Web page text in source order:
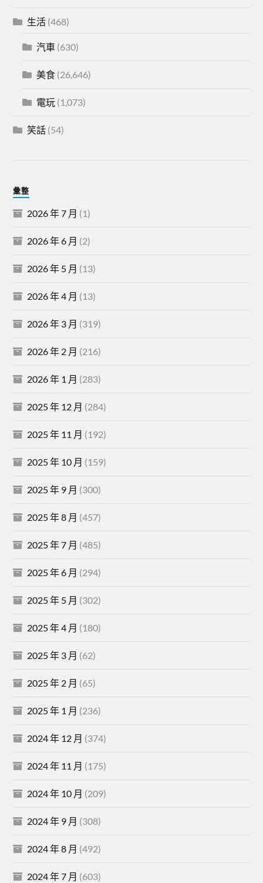
生活 (468)
汽車 (630)
美食 (26,646)
電玩 (1,073)
笑話 (54)
彙整
2026 年 7 月 (1)
2026 年 6 月 (2)
2026 年 5 月 (13)
2026 年 4 月 (13)
2026 年 3 月 (319)
2026 年 2 月 (216)
2026 年 1 月 (283)
2025 年 12 月 (284)
2025 年 11 月 (192)
2025 年 10 月 (159)
2025 年 9 月 (300)
2025 年 8 月 (457)
2025 年 7 月 (485)
2025 年 6 月 (294)
2025 年 5 月 (302)
2025 年 4 月 (180)
2025 年 3 月 (62)
2025 年 2 月 (65)
2025 年 1 月 (236)
2024 年 12 月 (374)
2024 年 11 月 (175)
2024 年 10 月 (209)
2024 年 9 月 (308)
2024 年 8 月 (492)
2024 年 7 月 (603)